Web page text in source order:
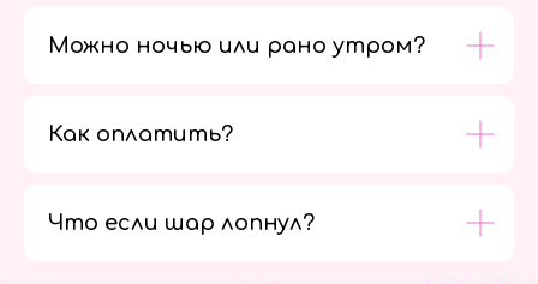
Можно ночью или рано утром?
Как оплатить?
Что если шар лопнул?